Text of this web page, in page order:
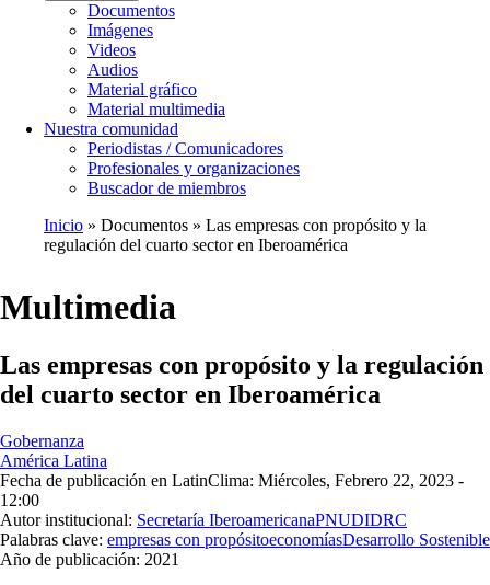
Documentos
Imágenes
Videos
Audios
Material gráfico
Material multimedia
Nuestra comunidad
Periodistas / Comunicadores
Profesionales y organizaciones
Buscador de miembros
Ruta
navegación
Inicio Documentos
Las empresas con propósito y la
regulación del cuarto sector en Iberoamérica
Multimedia
Las empresas con propósito y la regulación
del cuarto sector en Iberoamérica
Gobernanza
América Latina
Fecha de publicación en LatinClima: Miércoles, Febrero 22, 2023 -
12:00
Autor institucional: Secretaría IberoamericanaPNUDIDRC
Palabras clave: empresas con propósitoeconomíasDesarrollo Sostenible
Año de publicación: 2021